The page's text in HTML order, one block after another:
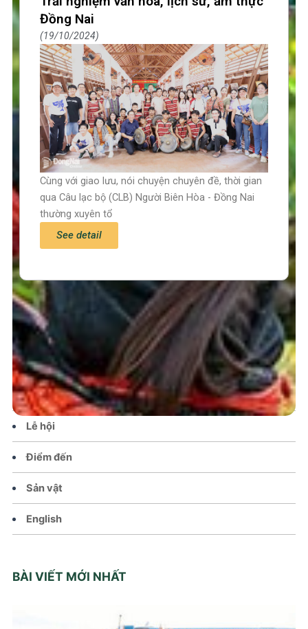
Trang chủ
Tin tức – Sự kiện
Chính sách
Văn hoá – Đời sống
Lễ hội
Điểm đến
Sản vật
English
BÀI VIẾT MỚI NHẤT
Đồng Nai
19/10/2024
Cùng với giao lưu, nói chuyện chuyên đề, thời gian
qua Câu lạc bộ (CLB) Người Biên Hòa - Đồng Nai
thường xuyên tổ
See detail